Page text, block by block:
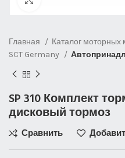
Главная
Каталог моторных
SCT Germany
SP 310 Комплект
дисковый тормоз
Сравнить